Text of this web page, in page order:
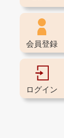
会員登録
ログイン